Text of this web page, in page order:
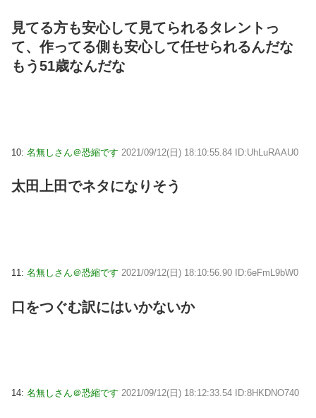
見てる方も安心して見てられるタレントっ
て、作ってる側も安心して任せられるんだな
もう51歳なんだな
10: 名無しさん＠恐縮です 2021/09/12(日) 18:10:55.84 ID:UhLuRAAU0
太田上田でネタになりそう
11: 名無しさん＠恐縮です 2021/09/12(日) 18:10:56.90 ID:6eFmL9bW0
口をつぐむ訳にはいかないか
14: 名無しさん＠恐縮です 2021/09/12(日) 18:12:33.54 ID:8HKDNO740